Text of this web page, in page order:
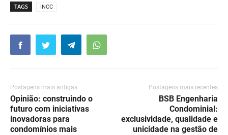
TAGS INCC
Postagens mais antigas
Opinião: construindo o
futuro com iniciativas
inovadoras para
condomínios mais
Postagens mais recentes
BSB Engenharia
Condominial:
exclusividade, qualidade e
unicidade na gestão de